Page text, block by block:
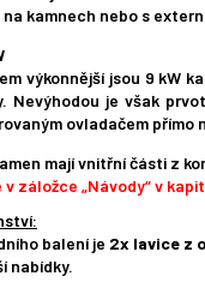
na kamnech nebo s
výkonnější jsou 9 kW
Nevýhodou je však
ovladačem přímo
mají vnitřní části z
záložce „Návody“ v
balení je 2x lavice z
nabídky.